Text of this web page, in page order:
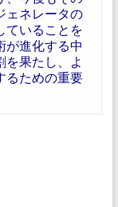
ェネレータの
ていることを
が進化する中
を果たし、よ
るための重要